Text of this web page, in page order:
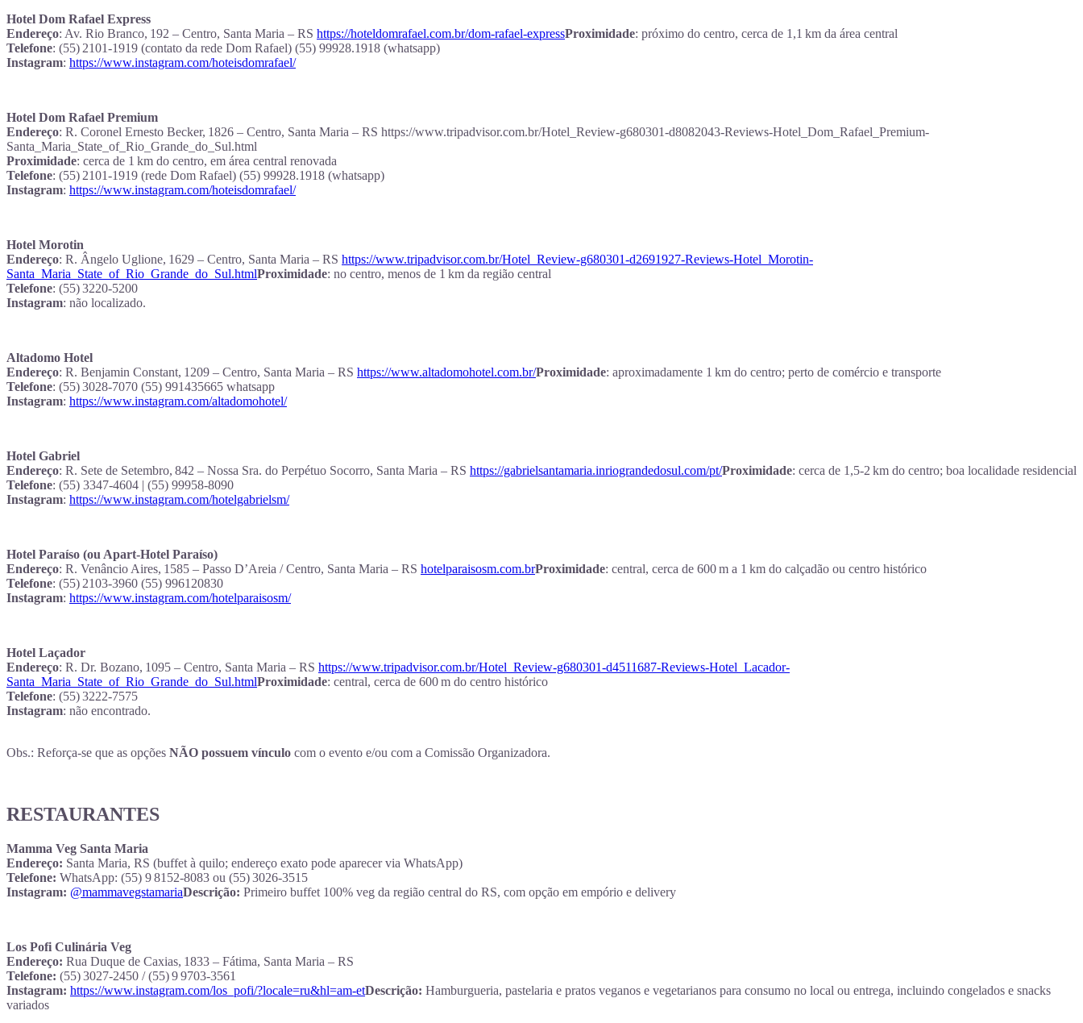
Hotel Dom Rafael Express
Endereço: Av. Rio Branco, 192 – Centro, Santa Maria – RS https://hoteldomrafael.com.br/dom-rafael-expressProximidade: próximo do centro, cerca de 1,1 km da área central
Telefone: (55) 2101‑1919 (contato da rede Dom Rafael) (55) 99928.1918 (whatsapp)
Instagram: https://www.instagram.com/hoteisdomrafael/
Hotel Dom Rafael Premium
Endereço: R. Coronel Ernesto Becker, 1826 – Centro, Santa Maria – RS https://www.tripadvisor.com.br/Hotel_Review-g680301-d8082043-Reviews-Hotel_Dom_Rafael_Premium-
Santa_Maria_State_of_Rio_Grande_do_Sul.html
Proximidade: cerca de 1 km do centro, em área central renovada
Telefone: (55) 2101‑1919 (rede Dom Rafael) (55) 99928.1918 (whatsapp)
Instagram: https://www.instagram.com/hoteisdomrafael/
Hotel Morotin
Endereço: R. Ângelo Uglione, 1629 – Centro, Santa Maria – RS https://www.tripadvisor.com.br/Hotel_Review-g680301-d2691927-Reviews-Hotel_Morotin-
Santa_Maria_State_of_Rio_Grande_do_Sul.htmlProximidade: no centro, menos de 1 km da região central
Telefone: (55) 3220‑5200
Instagram: não localizado.
Altadomo Hotel
Endereço: R. Benjamin Constant, 1209 – Centro, Santa Maria – RS https://www.altadomohotel.com.br/Proximidade: aproximadamente 1 km do centro; perto de comércio e transporte
Telefone: (55) 3028‑7070 (55) 991435665 whatsapp
Instagram: https://www.instagram.com/altadomohotel/
Hotel Gabriel
Endereço: R. Sete de Setembro, 842 – Nossa Sra. do Perpétuo Socorro, Santa Maria – RS https://gabrielsantamaria.inriograndedosul.com/pt/Proximidade: cerca de 1,5‑2 km do centro; boa localidade residencial
Telefone: (55) 3347-4604 | (55) 99958-8090
Instagram: https://www.instagram.com/hotelgabrielsm/
Hotel Paraíso (ou Apart‑Hotel Paraíso)
Endereço: R. Venâncio Aires, 1585 – Passo D’Areia / Centro, Santa Maria – RS hotelparaisosm.com.brProximidade: central, cerca de 600 m a 1 km do calçadão ou centro histórico
Telefone: (55) 2103‑3960 (55) 996120830
Instagram: https://www.instagram.com/hotelparaisosm/
Hotel Laçador
Endereço: R. Dr. Bozano, 1095 – Centro, Santa Maria – RS https://www.tripadvisor.com.br/Hotel_Review-g680301-d4511687-Reviews-Hotel_Lacador-
Santa_Maria_State_of_Rio_Grande_do_Sul.htmlProximidade: central, cerca de 600 m do centro histórico
Telefone: (55) 3222‑7575
Instagram: não encontrado.
Obs.: Reforça-se que as opções NÃO possuem vínculo com o evento e/ou com a Comissão Organizadora.
RESTAURANTES
Mamma Veg Santa Maria
Endereço: Santa Maria, RS (buffet à quilo; endereço exato pode aparecer via WhatsApp)
Telefone: WhatsApp: (55) 9 8152‑8083 ou (55) 3026‑3515
Instagram: @mammavegstamariaDescrição: Primeiro buffet 100% veg da região central do RS, com opção em empório e delivery
Los Pofi Culinária Veg
Endereço: Rua Duque de Caxias, 1833 – Fátima, Santa Maria – RS
Telefone: (55) 3027‑2450 / (55) 9 9703‑3561
Instagram: https://www.instagram.com/los_pofi/?locale=ru&hl=am-etDescrição: Hamburgueria, pastelaria e pratos veganos e vegetarianos para consumo no local ou entrega, incluindo congelados e snacks
variados